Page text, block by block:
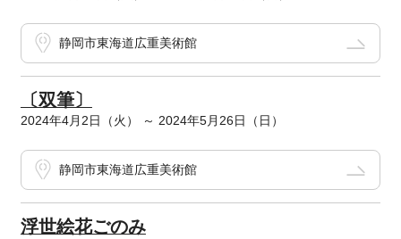
静岡市東海道広重美術館
〔双筆〕
2024年4月2日（火） ～ 2024年5月26日（日）
静岡市東海道広重美術館
浮世絵花ごのみ